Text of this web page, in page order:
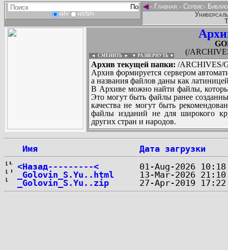
«И» «ИЛИ»
◄- Главная - Сервис-
(/
◄ СМЕНИТЬ ► ▼ РАЗВЕРНУТЬ ▼
Архив текущей папки: /ARCHIVES/
Архив формируется сервером
а названия файлов даны как
В Архиве можно найти файлы,
Это могут быть файлы ранее
качества не могут быть
файлы изданий не для широкого
других стран и народов.
Имя
Дата загрузки
<Назад---------<
_Golovin_S.Yu..html
_Golovin_S.Yu..zip